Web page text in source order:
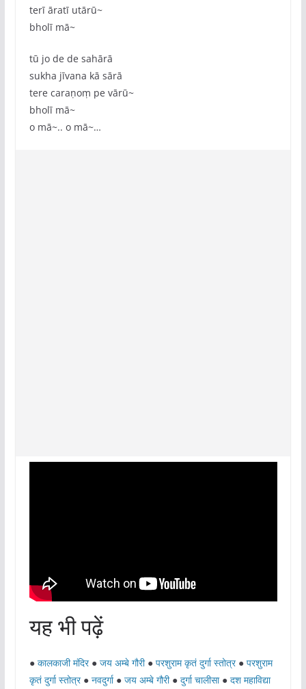
terī āratī utārū~
bholī mā~
tū jo de de sahārā
sukha jīvana kā sārā
tere caraṇoṃ pe vārū~
bholī mā~
o mā~.. o mā~…
यह भी पढ़ें
● कालकाजी मंदिर● जय अम्बे गौरी● परशुराम कृतं दुर्गा स्तोत्र● परशुराम
कृतं दुर्गा स्तोत्र● नवदुर्गा● जय अम्बे गौरी● दुर्गा चालीसा● दश महाविद्या